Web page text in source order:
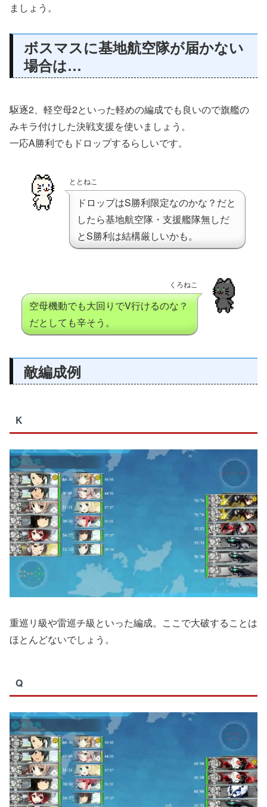
ましょう。
ボスマスに基地航空隊が届かない
場合は…
駆逐2、軽空母2といった軽めの編成でも良いので旗艦の
みキラ付けした決戦支援を使いましょう。
一応A勝利でもドロップするらしいです。
ととねこ
ドロップはS勝利限定なのかな？だと
したら基地航空隊・支援艦隊無しだ
とS勝利は結構厳しいかも。
くろねこ
空母機動でも大回りでV行けるのな？
だとしても辛そう。
敵編成例
K
重巡リ級や雷巡チ級といった編成。ここで大破することは
ほとんどないでしょう。
Q